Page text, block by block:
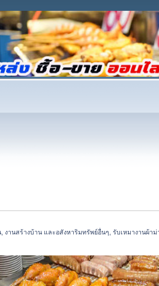
นสร้างบ้าน และอสังหาริมทรัพย์อื่นๆ, รับเหมางานผ้